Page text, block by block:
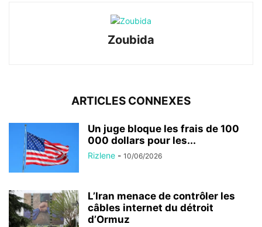
Zoubida
ARTICLES CONNEXES
Un juge bloque les frais de 100
000 dollars pour les...
Rizlene - 10/06/2026
L’Iran menace de contrôler les
câbles internet du détroit
d’Ormuz